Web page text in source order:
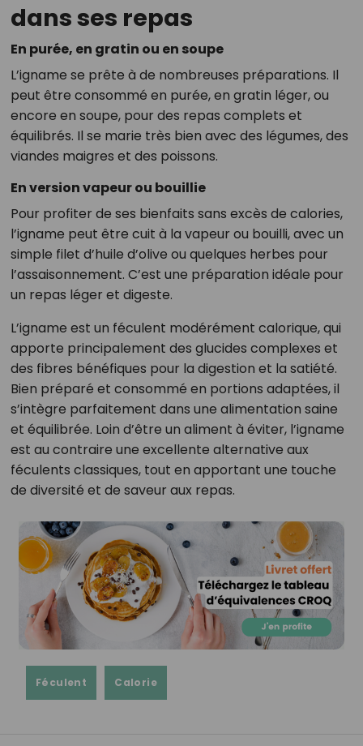
dans ses repas
En purée, en gratin ou en soupe
L’igname se prête à de nombreuses préparations. Il
peut être consommé en purée, en gratin léger, ou
encore en soupe, pour des repas complets et
équilibrés. Il se marie très bien avec des légumes, des
viandes maigres et des poissons.
En version vapeur ou bouillie
Pour profiter de ses bienfaits sans excès de calories,
l’igname peut être cuit à la vapeur ou bouilli, avec un
simple filet d’huile d’olive ou quelques herbes pour
l’assaisonnement. C’est une préparation idéale pour
un repas léger et digeste.
L’igname est un féculent modérément calorique, qui
apporte principalement des glucides complexes et
des fibres bénéfiques pour la digestion et la satiété.
Bien préparé et consommé en portions adaptées, il
s’intègre parfaitement dans une alimentation saine
et équilibrée. Loin d’être un aliment à éviter, l’igname
est au contraire une excellente alternative aux
féculents classiques, tout en apportant une touche
de diversité et de saveur aux repas.
Féculent Calorie